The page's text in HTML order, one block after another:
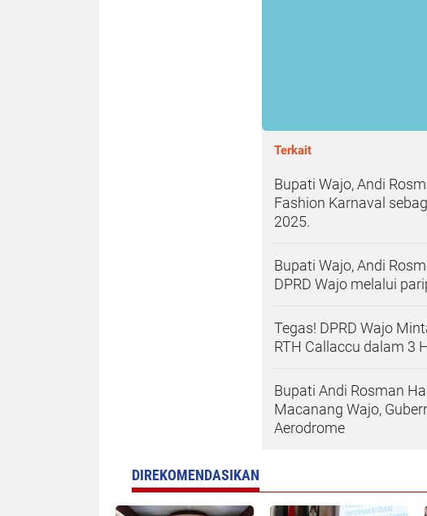
Terkait
Bupati Wajo, Andi
Fashion Karnaval
2025.
Bupati Wajo, Andi
DPRD Wajo melalui
Tegas! DPRD Wajo
RTH Callaccu dalam 3
Bupati Andi Rosman
Macanang Wajo,
Aerodrome
DIREKOMENDASIKAN